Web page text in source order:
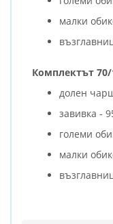
малки
Комплектът
долен
завивка -
големи
малки